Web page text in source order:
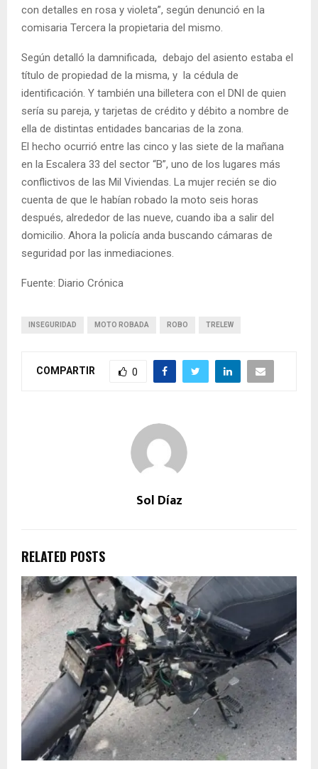
con detalles en rosa y violeta”, según denunció en la
comisaria Tercera la propietaria del mismo.
Según detalló la damnificada, debajo del asiento estaba el
título de propiedad de la misma, y la cédula de
identificación. Y también una billetera con el DNI de quien
sería su pareja, y tarjetas de crédito y débito a nombre de
ella de distintas entidades bancarias de la zona.
El hecho ocurrió entre las cinco y las siete de la mañana
en la Escalera 33 del sector “B”, uno de los lugares más
conflictivos de las Mil Viviendas. La mujer recién se dio
cuenta de que le habían robado la moto seis horas
después, alrededor de las nueve, cuando iba a salir del
domicilio. Ahora la policía anda buscando cámaras de
seguridad por las inmediaciones.
Fuente: Diario Crónica
INSEGURIDAD MOTO ROBADA ROBO TRELEW
COMPARTIR 0
Sol Díaz
RELATED POSTS